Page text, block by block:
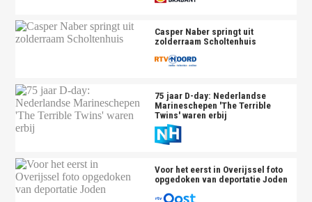
Casper Naber springt uit
zolderraam Scholtenhuis
75 jaar D-day: Nederlandse
Marineschepen 'The Terrible
Twins' waren erbij
Voor het eerst in Overijssel foto
opgedoken van deportatie Joden